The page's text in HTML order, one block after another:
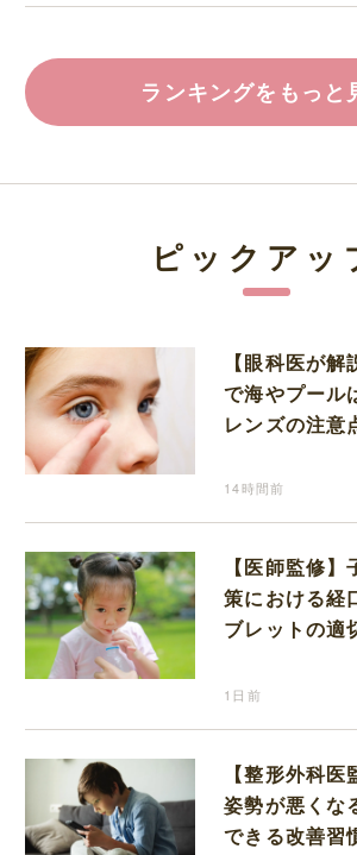
ランキングをもっと
ピックアッ
【眼科医が
で海やプール
レンズの注意
14時間前
【医師監修
策における経
ブレットの適
1日前
【整形外科
姿勢が悪くな
できる改善習